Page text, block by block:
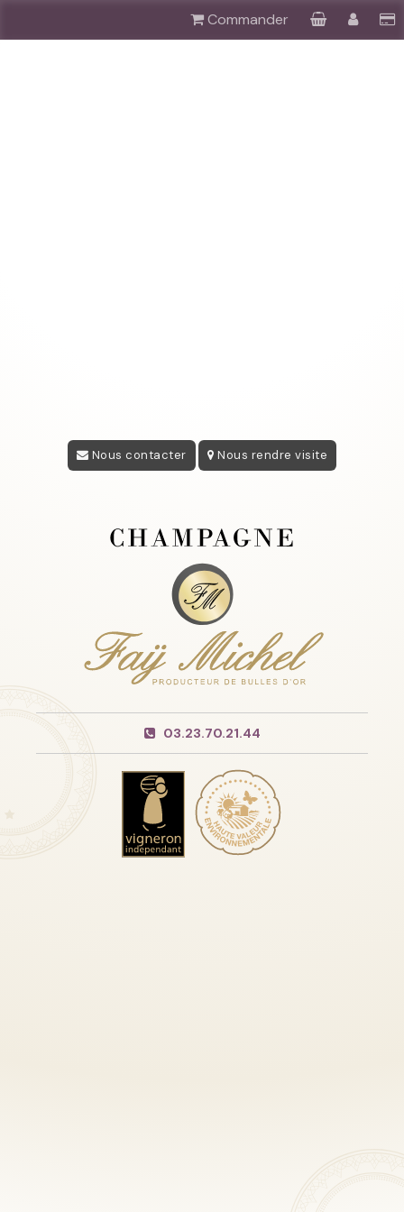
Commander
Nous contacter Nous rendre visite
03.23.70.21.44